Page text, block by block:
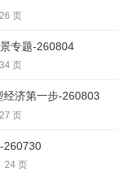
26 页
专题-260804
34 页
经济第一步-260803
27 页
260730
24 页